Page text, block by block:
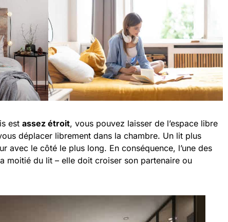
est assez étroit, vous pouvez laisser de l’espace libre
déplacer librement dans la chambre. Un lit plus
avec le côté le plus long. En conséquence, l’une des
moitié du lit – elle doit croiser son partenaire ou